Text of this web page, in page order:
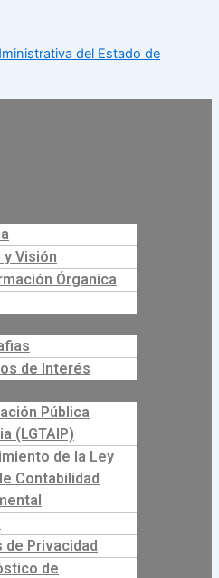
del Estado de
y Visión
Órganica
de Interés
Pública
(LGTAIP)
de la Ley
Contabilidad
de Privacidad
de